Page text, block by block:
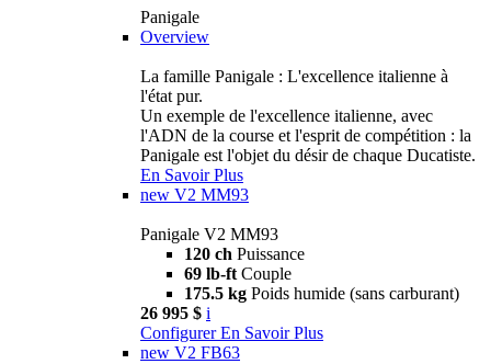
Panigale
Overview
La famille Panigale : L'excellence italienne à
l'état pur.
Un exemple de l'excellence italienne, avec
l'ADN de la course et l'esprit de compétition : la
Panigale est l'objet du désir de chaque Ducatiste.
En Savoir Plus
new V2 MM93
Panigale V2 MM93
120 ch Puissance
69 lb-ft Couple
175.5 kg Poids humide (sans carburant)
26 995 $ i
Configurer En Savoir Plus
new V2 FB63